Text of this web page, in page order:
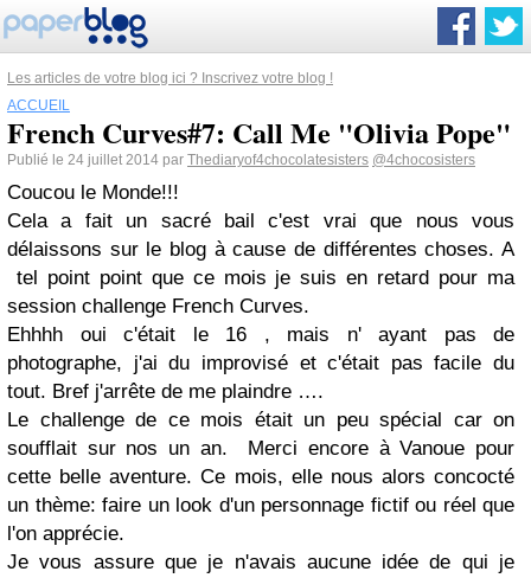
Les articles de votre blog ici ? Inscrivez votre blog !
ACCUEIL
French Curves#7: Call Me "Olivia Pope"
Publié le 24 juillet 2014 par Thediaryof4chocolatesisters @4chocosisters
Coucou le Monde!!!
Cela a fait un sacré bail c'est vrai que nous vous
délaissons sur le blog à cause de différentes choses. A
tel point point que ce mois je suis en retard pour ma
session challenge French Curves.
Ehhhh oui c'était le 16 , mais n' ayant pas de
photographe, j'ai du improvisé et c'était pas facile du
tout. Bref j'arrête de me plaindre ….
Le challenge de ce mois était un peu spécial car on
soufflait sur nos un an. Merci encore à Vanoue pour
cette belle aventure. Ce mois, elle nous alors concocté
un thème: faire un look d'un personnage fictif ou réel que
l'on apprécie.
Je vous assure que je n'avais aucune idée de qui je